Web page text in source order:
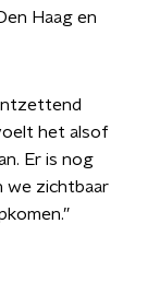
Haag en
het alsof
Er is nog
we zichtbaar